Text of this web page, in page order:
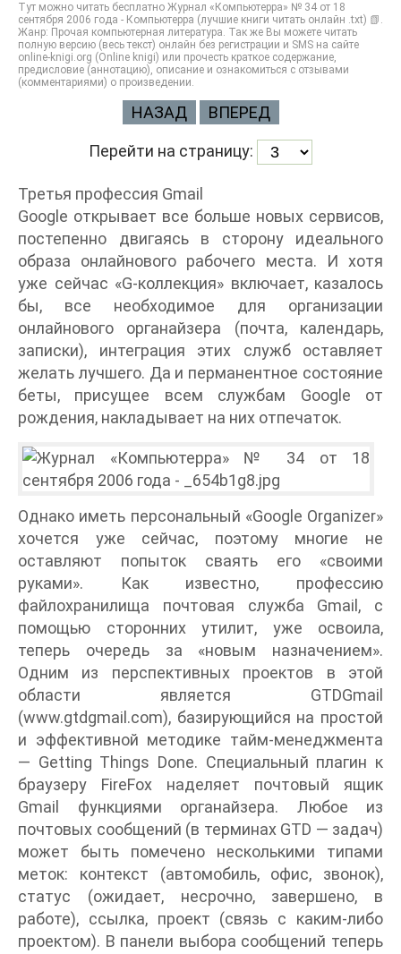
Тут можно читать бесплатно Журнал «Компьютерра» № 34 от 18
сентября 2006 года - Компьютерра (лучшие книги читать онлайн .txt) 📗.
Жанр: Прочая компьютерная литература. Так же Вы можете читать
полную версию (весь текст) онлайн без регистрации и SMS на сайте
online-knigi.org (Online knigi) или прочесть краткое содержание,
предисловие (аннотацию), описание и ознакомиться с отзывами
(комментариями) о произведении.
НАЗАД ВПЕРЕД
Перейти на страницу:
Третья профессия Gmail
Google открывает все больше новых сервисов,
постепенно двигаясь в сторону идеального
образа онлайнового рабочего места. И хотя
уже сейчас «G-коллекция» включает, казалось
бы, все необходимое для организации
онлайнового органайзера (почта, календарь,
записки), интеграция этих служб оставляет
желать лучшего. Да и перманентное состояние
беты, присущее всем службам Google от
рождения, накладывает на них отпечаток.
Однако иметь персональный «Google Organizer»
хочется уже сейчас, поэтому многие не
оставляют попыток сваять его «своими
руками». Как известно, профессию
файлохранилища почтовая служба Gmail, с
помощью сторонних утилит, уже освоила,
теперь очередь за «новым назначением».
Одним из перспективных проектов в этой
области является GTDGmail
(www.gtdgmail.com), базирующийся на простой
и эффективной методике тайм-менеджмента
— Getting Things Done. Специальный плагин к
браузеру FireFox наделяет почтовый ящик
Gmail функциями органайзера. Любое из
почтовых сообщений (в терминах GTD — задач)
может быть помечено несколькими типами
меток: контекст (автомобиль, офис, звонок),
статус (ожидает, несрочно, завершено, в
работе), ссылка, проект (связь с каким-либо
проектом). В панели выбора сообщений теперь